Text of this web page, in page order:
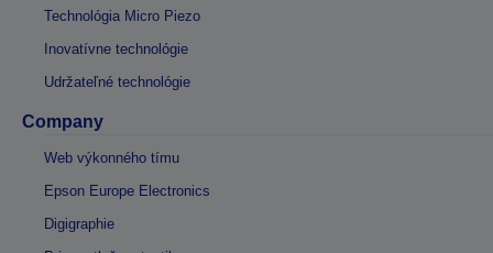
Technológia Micro Piezo
Inovatívne technológie
Udržateľné technológie
Company
Web výkonného tímu
Epson Europe Electronics
Digigraphie